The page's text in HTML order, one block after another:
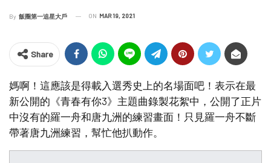
By 飯圈第一追星大戶 ON MAR 19, 2021
Share
媽啊！這應該是得載入選秀史上的名場面吧！表示在最
新公開的《青春有你3》主題曲錄製花絮中，公開了正片
中沒有的羅一舟和唐九洲的練習畫面！只見羅一舟不斷
帶著唐九洲練習，幫忙他扒動作。